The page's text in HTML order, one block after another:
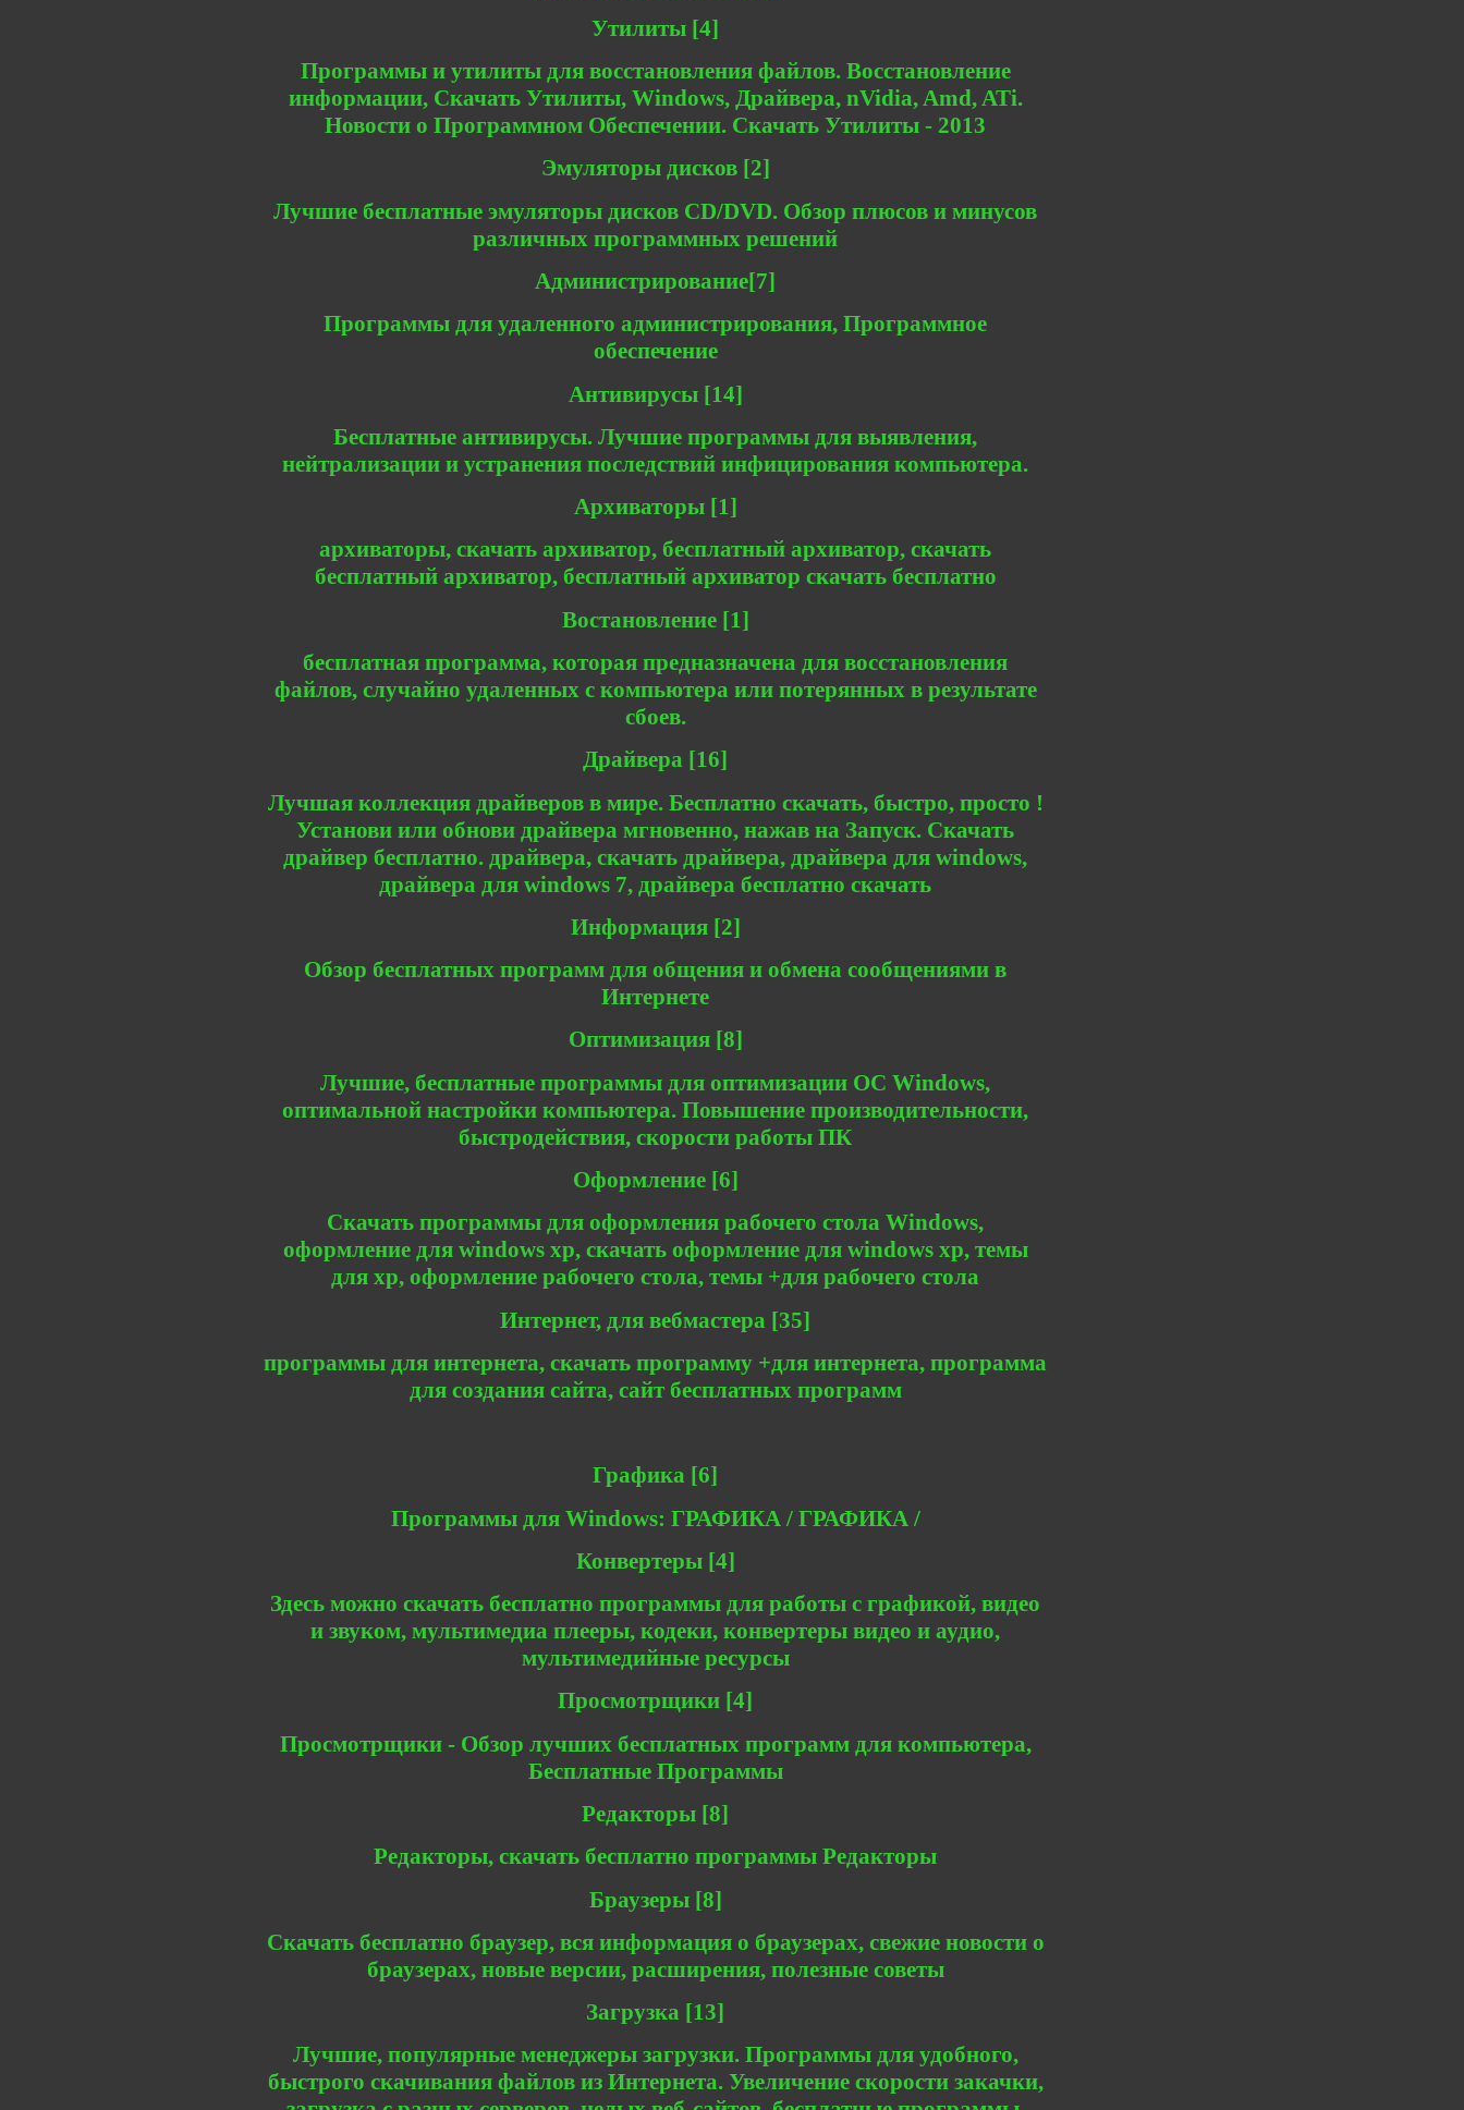
Утилиты [4]
Программы и утилиты для восстановления файлов. Восстановление
информации, Скачать Утилиты, Windows, Драйвера, nVidia, Amd, ATi.
Новости о Программном Обеспечении. Скачать Утилиты - 2013
Эмуляторы дисков [2]
Лучшие бесплатные эмуляторы дисков CD/DVD. Обзор плюсов и минусов
различных программных решений
Администрирование[7]
Программы для удаленного администрирования, Программное
обеспечение
Антивирусы [14]
Бесплатные антивирусы. Лучшие программы для выявления,
нейтрализации и устранения последствий инфицирования компьютера.
Архиваторы [1]
архиваторы, скачать архиватор, бесплатный архиватор, скачать
бесплатный архиватор, бесплатный архиватор скачать бесплатно
Востановление [1]
бесплатная программа, которая предназначена для восстановления
файлов, случайно удаленных с компьютера или потерянных в результате
сбоев.
Драйвера [16]
Лучшая коллекция драйверов в мире. Бесплатно скачать, быстро, просто !
Установи или обнови драйвера мгновенно, нажав на Запуск. Скачать
драйвер бесплатно. драйвера, скачать драйвера, драйвера для windows,
драйвера для windows 7, драйвера бесплатно скачать
Информация [2]
Обзор бесплатных программ для общения и обмена сообщениями в
Интернете
Оптимизация [8]
Лучшие, бесплатные программы для оптимизации ОС Windows,
оптимальной настройки компьютера. Повышение производительности,
быстродействия, скорости работы ПК
Оформление [6]
Скачать программы для оформления рабочего стола Windows,
оформление для windows xp, скачать оформление для windows xp, темы
для xp, оформление рабочего стола, темы +для рабочего стола
Интернет, для вебмастера [35]
программы для интернета, скачать программу +для интернета, программа
для создания сайта, сайт бесплатных программ
Графика [6]
Программы для Windows: ГРАФИКА / ГРАФИКА /
Конвертеры [4]
Здесь можно скачать бесплатно программы для работы с графикой, видео
и звуком, мультимедиа плееры, кодеки, конвертеры видео и аудио,
мультимедийные ресурсы
Просмотрщики [4]
Просмотрщики - Обзор лучших бесплатных программ для компьютера,
Бесплатные Программы
Редакторы [8]
Редакторы, скачать бесплатно программы Редакторы
Браузеры [8]
Скачать бесплатно браузер, вся информация о браузерах, свежие новости о
браузерах, новые версии, расширения, полезные советы
Загрузка [13]
Лучшие, популярные менеджеры загрузки. Программы для удобного,
быстрого скачивания файлов из Интернета. Увеличение скорости закачки,